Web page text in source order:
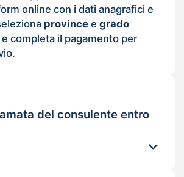
online con i dati anagrafici e
provincee grado
completa il pagamento per
del consulente entro